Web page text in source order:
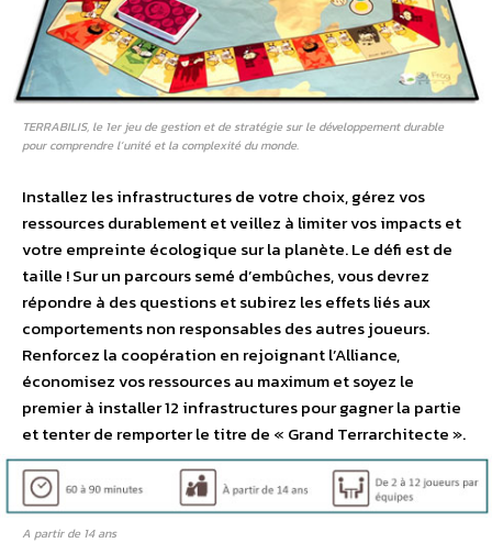
TERRABILIS, le 1er jeu de gestion et de stratégie sur le développement durable
pour comprendre l’unité et la complexité du monde.
Installez les infrastructures de votre choix, gérez vos
ressources durablement et veillez à limiter vos impacts et
votre empreinte écologique sur la planète. Le défi est de
taille ! Sur un parcours semé d’embûches, vous devrez
répondre à des questions et subirez les effets liés aux
comportements non responsables des autres joueurs.
Renforcez la coopération en rejoignant l’Alliance,
économisez vos ressources au maximum et soyez le
premier à installer 12 infrastructures pour gagner la partie
et tenter de remporter le titre de « Grand Terrarchitecte ».
A partir de 14 ans